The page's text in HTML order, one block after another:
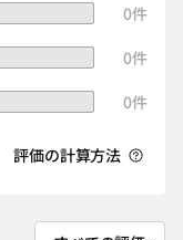
0件
0件
0件
評価の計算方法